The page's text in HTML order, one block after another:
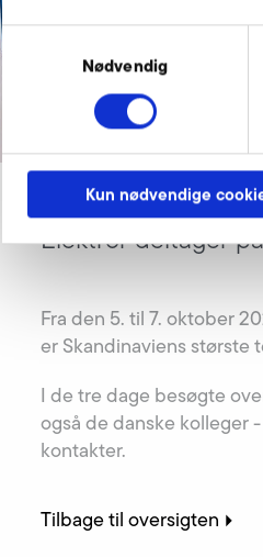
Samtykkevalg
Nødvendig
Kun nødvendige
Elektror deltager
Fra den 5. til 7. oktober
er Skandinaviens største
I de tre dage besøgte
også de danske kolleger
kontakter.
Tilbage til oversigten